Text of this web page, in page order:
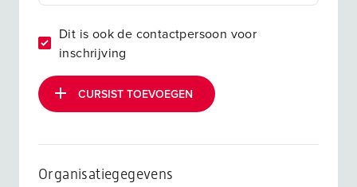
Dit is ook de contactpersoon voor
inschrijving
CURSIST TOEVOEGEN
Organisatiegegevens